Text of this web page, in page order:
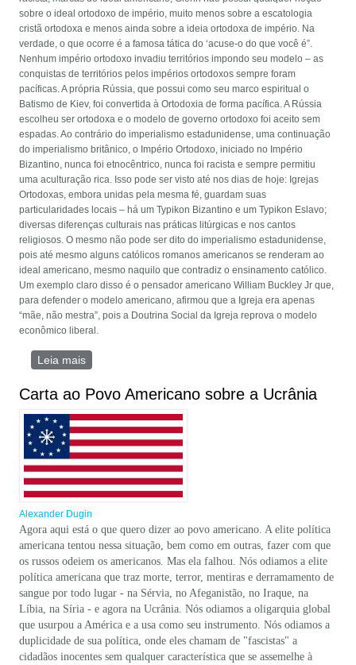
sobre o ideal ortodoxo de império, muito menos sobre a escatologia
cristã ortodoxa e menos ainda sobre a ideia ortodoxa de império. Na
verdade, o que ocorre é a famosa tática do ‘acuse-o do que você é”.
Nenhum império ortodoxo invadiu territórios impondo seu modelo – as
conquistas de territórios pelos impérios ortodoxos sempre foram
pacíficas. A própria Rússia, que possui como seu marco espiritual o
Batismo de Kiev, foi convertida à Ortodoxia de forma pacífica. A Rússia
escolheu ser ortodoxa e o modelo de governo ortodoxo foi aceito sem
espadas. Ao contrário do imperialismo estadunidense, uma continuação
do imperialismo britânico, o Império Ortodoxo, iniciado no Império
Bizantino, nunca foi etnocêntrico, nunca foi racista e sempre permitiu
uma aculturação rica. Isso pode ser visto até nos dias de hoje: Igrejas
Ortodoxas, embora unidas pela mesma fé, guardam suas
particularidades locais – há um Typikon Bizantino e um Typikon Eslavo;
diversas diferenças culturais nas práticas litúrgicas e nos cantos
religiosos. O mesmo não pode ser dito do imperialismo estadunidense,
pois até mesmo alguns católicos romanos americanos se renderam ao
ideal americano, mesmo naquilo que contradiz o ensinamento católico.
Um exemplo claro disso é o pensador americano William Buckley Jr que,
para defender o modelo americano, afirmou que a Igreja era apenas
“mãe, não mestra”, pois a Doutrina Social da Igreja reprova o modelo
econômico liberal.
Leia mais
Carta ao Povo Americano sobre a Ucrânia
Alexander Dugin
Agora aqui está o que quero dizer ao povo americano. A elite política
americana tentou nessa situação, bem como em outras, fazer com que
os russos odeiem os americanos. Mas ela falhou. Nós odiamos a elite
política americana que traz morte, terror, mentiras e derramamento de
sangue por todo lugar - na Sérvia, no Afeganistão, no Iraque, na
Líbia, na Síria - e agora na Ucrânia. Nós odiamos a oligarquia global
que usurpou a América e a usa como seu instrumento. Nós odiamos a
duplicidade de sua política, onde eles chamam de "fascistas" a
cidadãos inocentes sem qualquer característica que se assemelhe à